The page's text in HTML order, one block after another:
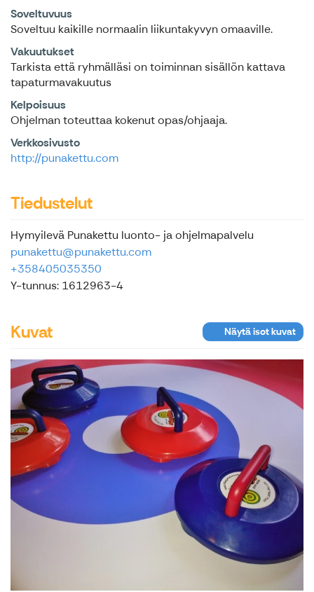
Soveltuvuus
Soveltuu kaikille normaalin liikuntakyvyn omaaville.
Vakuutukset
Tarkista että ryhmälläsi on toiminnan sisällön kattava
tapaturmavakuutus
Kelpoisuus
Ohjelman toteuttaa kokenut opas/ohjaaja.
Verkkosivusto
http://punakettu.com
Tiedustelut
Hymyilevä Punakettu luonto- ja ohjelmapalvelu
punakettu@punakettu.com
+358405035350
Y-tunnus: 1612963-4
Kuvat Näytä isot kuvat